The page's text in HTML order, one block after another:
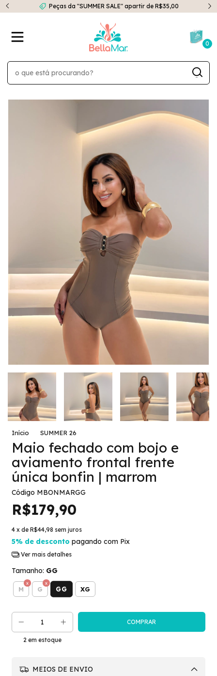
Peças da "SUMMER SALE" apartir de R$35,00
0
Início SUMMER 26
Maio fechado com bojo e
aviamento frontal frente
única bonfin | marrom
Código MBONMARGG
R$179,90
4 x de R$44,98 sem juros
5% de desconto pagando com Pix
Ver mais detalhes
Tamanho: GG
M G GG XG
2em estoque
MEIOS DE ENVIO